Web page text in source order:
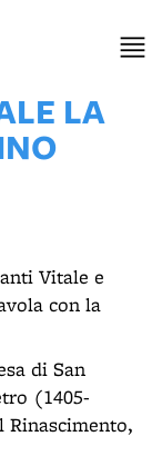
LA
Vitale e
con la
di San
(1405-
Rinascimento,